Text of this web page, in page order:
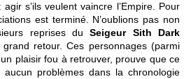
s’ils veulent vaincre l’Empire. Pour
est terminé. N’oublions pas non
reprises duSeigeur Sith Dark
retour. Ces personnages (parmi
un plaisir fou à retrouver, prouve que ce
aucun problèmes dans la chronologie